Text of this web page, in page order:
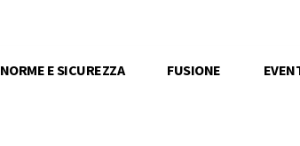
NORME E SICUREZZA FUSIONE